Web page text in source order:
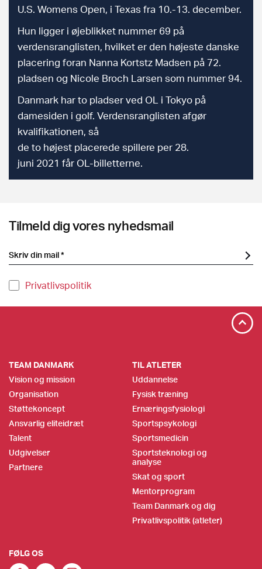
U.S. Womens Open, i Texas fra 10.-13. december.
Hun ligger i øjeblikket nummer 69 på
verdensranglisten, hvilket er den højeste danske
placering foran Nanna Kortstz Madsen på 72.
pladsen og Nicole Broch Larsen som nummer 94.
Danmark har to pladser ved OL i Tokyo på
damesiden i golf. Verdensranglisten afgør
kvalifikationen, så
de to højest placerede spillere per 28.
juni 2021 får OL-billetterne.
Tilmeld dig vores nyhedsmail
Privatlivspolitik
TEAM DANMARK
Vision og mission
Organisation
Støttekoncept
Ansvarlig eliteidræt
Talent
Udgivelser
Partnere
TIL ATLETER
Uddannelse
Fysisk træning
Ernæringsfysiologi
Sportspsykologi
Sportsmedicin
Sportsteknologi og
analyse
Skat og sport
Mentorprogram
Team Danmark og dig
Privatlivspolitik (atleter)
FØLG OS